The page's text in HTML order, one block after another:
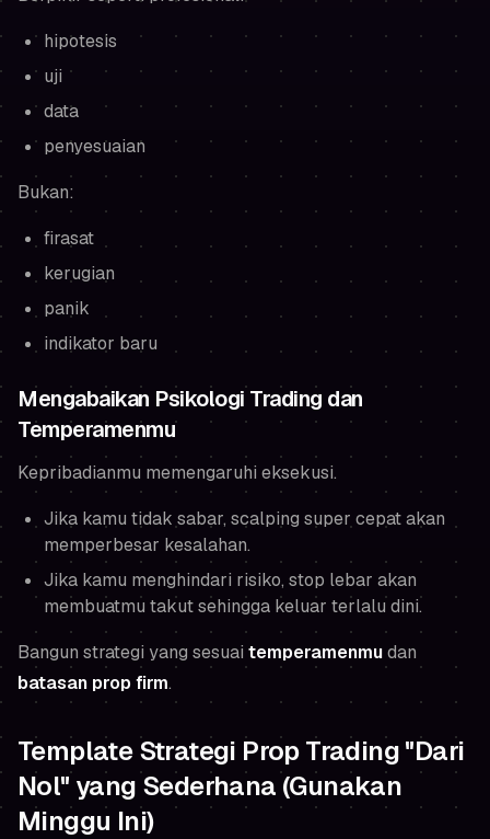
hipotesis
uji
data
penyesuaian
Bukan:
firasat
kerugian
panik
indikator baru
Mengabaikan Psikologi Trading dan
Temperamenmu
Kepribadianmu memengaruhi eksekusi.
Jika kamu tidak sabar, scalping super cepat akan
memperbesar kesalahan.
Jika kamu menghindari risiko, stop lebar akan
membuatmu takut sehingga keluar terlalu dini.
Bangun strategi yang sesuai temperamenmudan
batasan prop firm.
Template Strategi Prop Trading "Dari
Nol" yang Sederhana (Gunakan
Minggu Ini)